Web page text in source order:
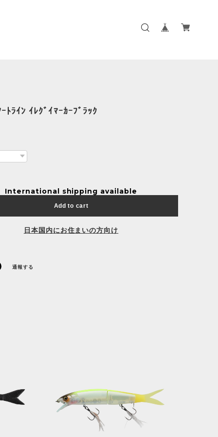
ﾄﾗｲﾝ ｲﾚｸﾞｲﾏｰｶｰﾌﾞﾗｯｸ
International shipping available
Add to cart
日本国内にお住まいの方向け
通報する